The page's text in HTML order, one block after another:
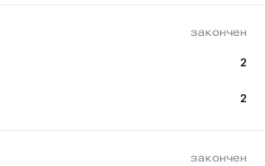
закончен
2
2
закончен